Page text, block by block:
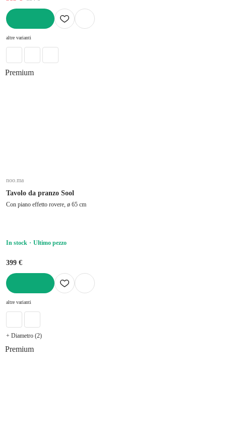
altre varianti
Premium
noo.ma
Tavolo da pranzo Sool
Con piano effetto rovere, ø 65 cm
In stock Ultimo pezzo
399 €
altre varianti
+ Diametro (2)
Premium